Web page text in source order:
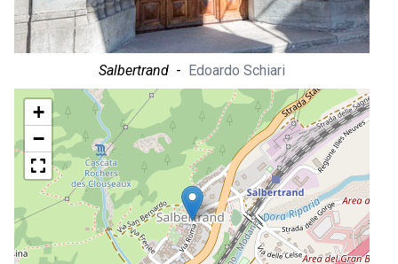
Salbertrand - Edoardo Schiari
+
−